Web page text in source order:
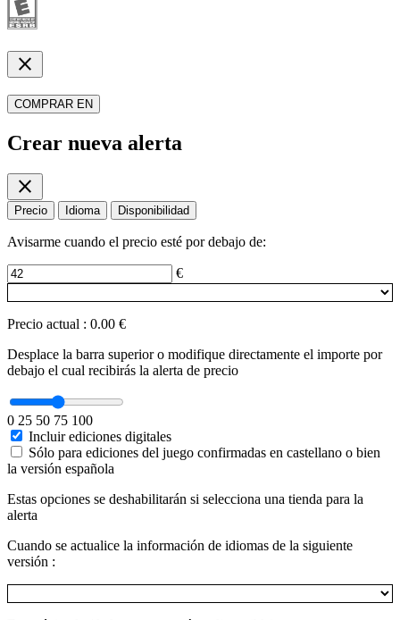
close
COMPRAR EN
Crear nueva alerta
close
Precio Idioma Disponibilidad
Avisarme cuando el precio esté por debajo de:
€
Precio actual : 0.00 €
Desplace la barra superior o modifique directamente el importe por
debajo el cual recibirás la alerta de precio
0 25 50 75 100
Incluir ediciones digitales
Sólo para ediciones del juego confirmadas en castellano o bien
la versión española
Estas opciones se deshabilitarán si selecciona una tienda para la
alerta
Cuando se actualice la información de idiomas de la siguiente
versión :